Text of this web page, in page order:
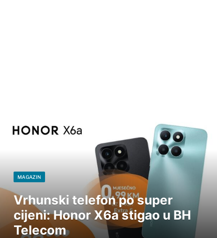
MAGAZIN
Vrhunski telefon po super
cijeni: Honor X6a stigao u BH
Telecom